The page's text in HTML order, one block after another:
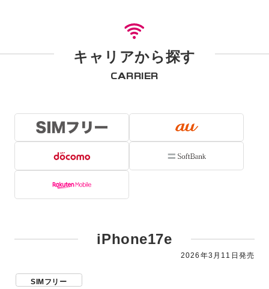
キャリアから探す
CARRIER
iPhone17e
2026年3月11日発売
SIMフリー